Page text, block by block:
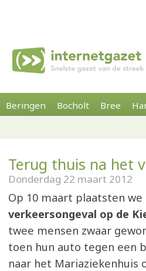
Beringen Bocholt Bree
Terug thuis na het
Donderdag 22 maart 2012
Op 10 maart plaatsten we
verkeersongeval op de
twee mensen zwaar
toen hun auto tegen een
naar het Mariaziekenhuis